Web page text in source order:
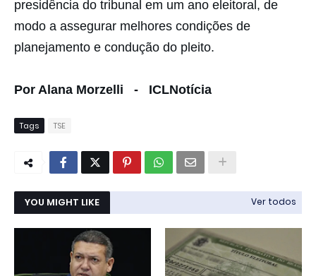
presidência do tribunal em um ano eleitoral, de
modo a assegurar melhores condições de
planejamento e condução do pleito.
Por Alana Morzelli - ICLNotícia
Tags TSE
YOU MIGHT LIKE Ver todos